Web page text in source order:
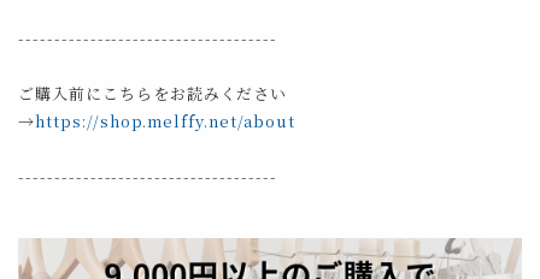
------------------------------------
ご購入前にこちらをお読みください
→https://shop.melffy.net/about
------------------------------------